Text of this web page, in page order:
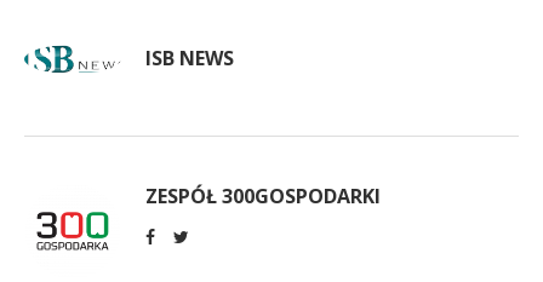
ISB NEWS
ZESPÓŁ 300GOSPODARKI